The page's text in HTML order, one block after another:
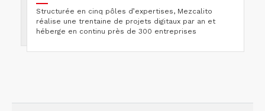
Structurée en cinq pôles d’expertises, Mezcalito
réalise une trentaine de projets digitaux par an et
héberge en continu près de 300 entreprises